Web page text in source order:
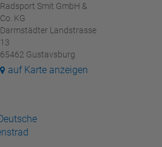
Radsport Smit GmbH &
Co. KG
Darmstädter Landstrasse
13
65462 Gustavsburg
auf Karte anzeigen